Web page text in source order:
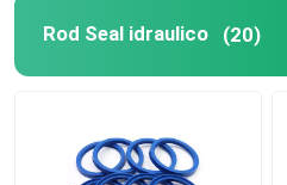
Kit guarnizioni caricatore
Rod Seal idraulico (20)